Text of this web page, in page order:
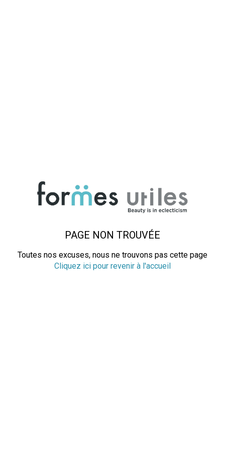
PAGE NON TROUVÉE
Toutes nos excuses, nous ne trouvons pas cette page
Cliquez ici pour revenir à l'accueil